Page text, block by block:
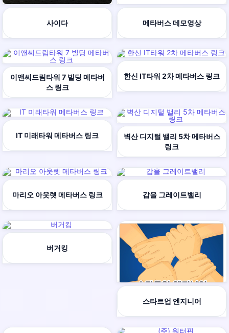
사이다 메타버스 데모영상
이앤씨드림타워 7 빌딩 메타버
스 링크
한신 IT타워 2차 메타버스 링크
IT 미래타워 메타버스 링크
벽산 디지털 밸리 5차 메타버스
링크
마리오 아웃렛 메타버스 링크 갑을 그레이트밸리
버거킹
스타트업 엔지니어